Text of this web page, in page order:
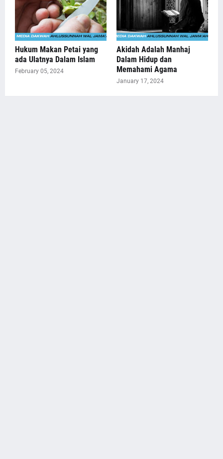
Hukum Makan Petai yang
ada Ulatnya Dalam Islam
February 05, 2024
Akidah Adalah Manhaj
Dalam Hidup dan
Memahami Agama
January 17, 2024